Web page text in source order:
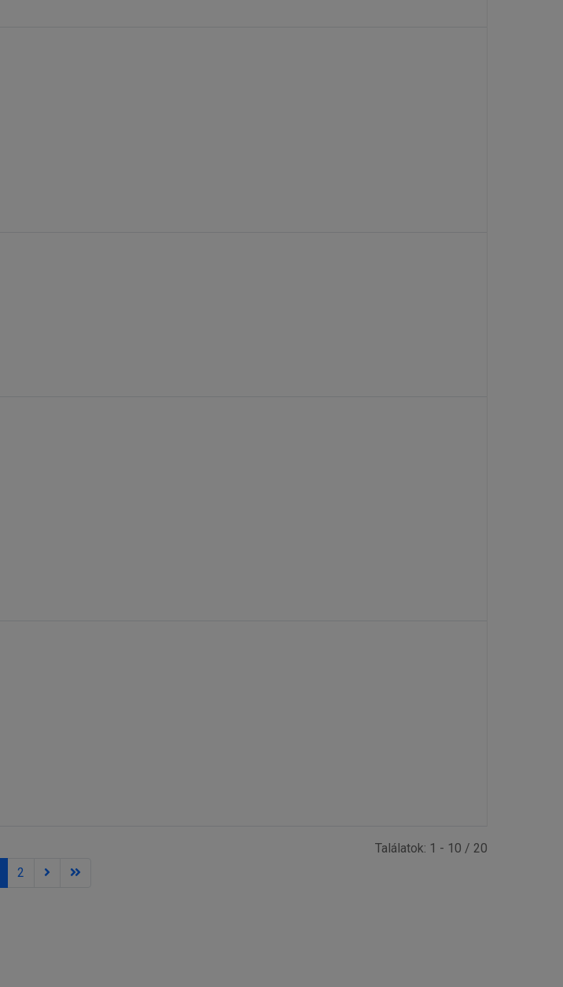
2
Találatok: 1 - 10 / 20